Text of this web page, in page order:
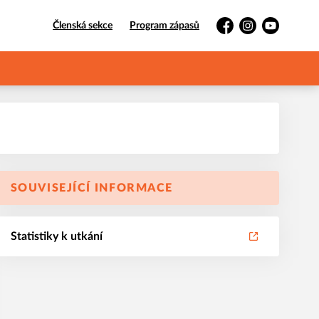
Členská sekce Program zápasů
FacebookInstagramYouTube
SOUVISEJÍCÍ INFORMACE
Statistiky k utkání